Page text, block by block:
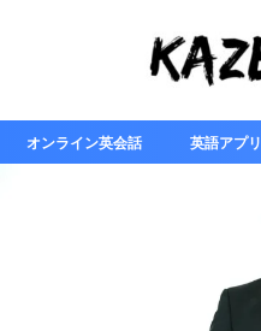
オンライン英会話 英語アプリ